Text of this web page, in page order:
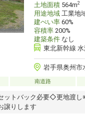
土地面積564m2
用途地域工業地
建ぺい率60%
容積率200%
建築条件なし
東北新幹線
岩手県奥州市
南道路
トバック必要◇更地渡し
譲りします